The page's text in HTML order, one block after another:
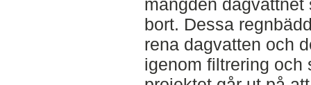
mängden
bort. Dessa
rena dagvatten och
igenom filtrering och